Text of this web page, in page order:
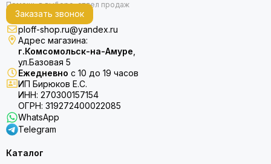
Заказать звонок
ploff-shop.ru@yandex.ru
Адрес магазина:
г.Комсомольск-на-Амуре
ул.Базовая 5
Ежедневно с 10 до 19 часов
ИП Бирюков Е.С.
ИНН: 270300157154
ОГРН: 319272400022085
WhatsApp
Telegram
Каталог